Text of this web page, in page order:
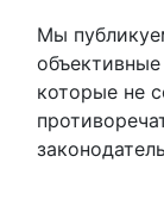
Мы
которые не